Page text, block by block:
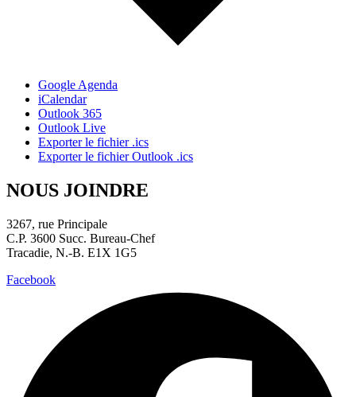
Google Agenda
iCalendar
Outlook 365
Outlook Live
Exporter le fichier .ics
Exporter le fichier Outlook .ics
NOUS JOINDRE
3267, rue Principale
C.P. 3600 Succ. Bureau-Chef
Tracadie, N.-B. E1X 1G5
Facebook